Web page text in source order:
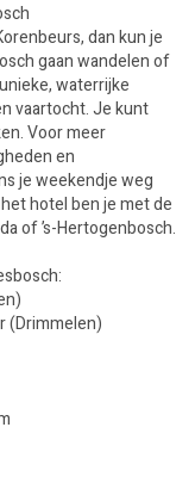
dan kun je
gaan wandelen of
waterrijke
vaartocht. Je kunt
Voor meer
en
je weekendje weg
hotel ben je met de
of ’s-Hertogenbosch.
(Drimmelen)